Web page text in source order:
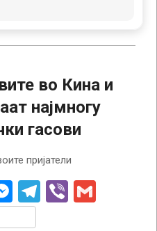
во Кина и
најмногу
гасови
пријатели
Messenger
Telegram
Viber